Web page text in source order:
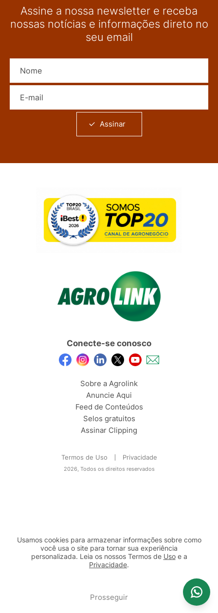
Assine a nossa newsletter e receba
nossas notícias e informações direto no
seu email
Assinar
Conecte-se conosco
Sobre a Agrolink
Anuncie Aqui
Feed de Conteúdos
Selos gratuitos
Assinar Clipping
Termos de Uso Privacidade
2026, Todos os direitos reservados
Usamos cookies para armazenar informações sobre como
você usa o site para tornar sua experiência
personalizada. Leia os nossos Termos de Usoe a
Privacidade.
Prosseguir